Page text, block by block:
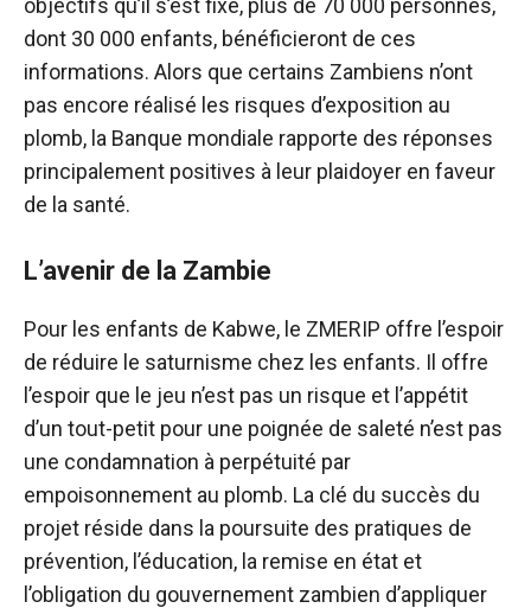
objectifs qu’il s’est fixé, plus de 70 000 personnes,
dont 30 000 enfants, bénéficieront de ces
informations. Alors que certains Zambiens n’ont
pas encore réalisé les risques d’exposition au
plomb, la Banque mondiale rapporte des réponses
principalement positives à leur plaidoyer en faveur
de la santé.
L’avenir de la Zambie
Pour les enfants de Kabwe, le ZMERIP offre l’espoir
de réduire le saturnisme chez les enfants. Il offre
l’espoir que le jeu n’est pas un risque et l’appétit
d’un tout-petit pour une poignée de saleté n’est pas
une condamnation à perpétuité par
empoisonnement au plomb. La clé du succès du
projet réside dans la poursuite des pratiques de
prévention, l’éducation, la remise en état et
l’obligation du gouvernement zambien d’appliquer